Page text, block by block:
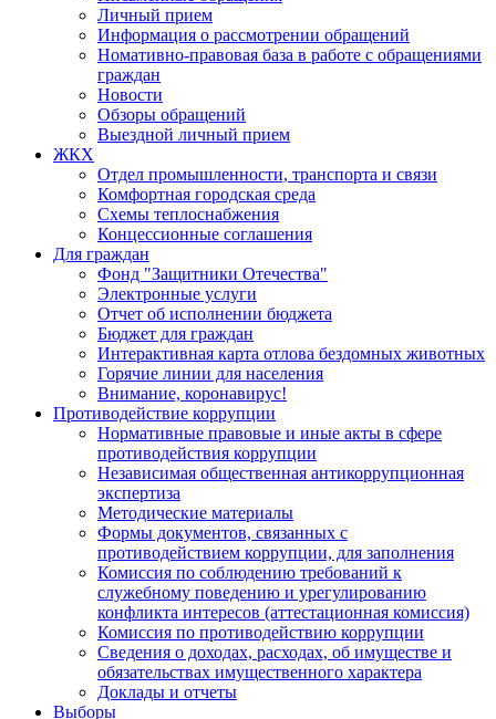
Личный прием
Информация о рассмотрении обращений
Номативно-правовая база в работе с обращениями
граждан
Новости
Обзоры обращений
Выездной личный прием
ЖКХ
Отдел промышленности, транспорта и связи
Комфортная городская среда
Схемы теплоснабжения
Концессионные соглашения
Для граждан
Фонд "Защитники Отечества"
Электронные услуги
Отчет об исполнении бюджета
Бюджет для граждан
Интерактивная карта отлова бездомных животных
Горячие линии для населения
Внимание, коронавирус!
Противодействие коррупции
Нормативные правовые и иные акты в сфере
противодействия коррупции
Независимая общественная антикоррупционная
экспертиза
Методические материалы
Формы документов, связанных с
противодействием коррупции, для заполнения
Комиссия по соблюдению требований к
служебному поведению и урегулированию
конфликта интересов (аттестационная комиссия)
Комиссия по противодействию коррупции
Сведения о доходах, расходах, об имуществе и
обязательствах имущественного характера
Доклады и отчеты
Выборы